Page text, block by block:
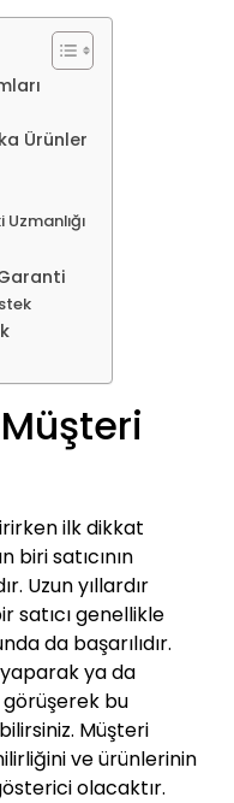
Ürünler
Uzmanlığı
ilk dikkat
satıcının
Uzun yıllardır
satıcı genellikle
da başarılıdır.
ya da
görüşerek bu
Müşteri
ve ürünlerinin
olacaktır.